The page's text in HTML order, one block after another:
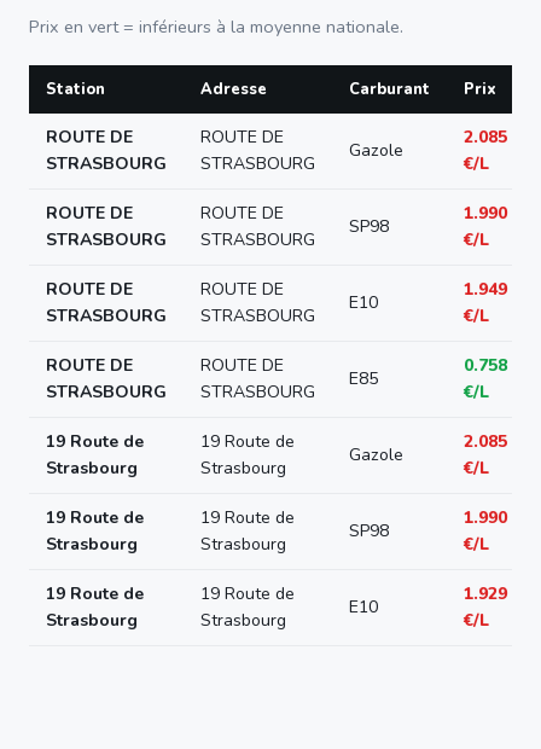
Prix en vert = inférieurs à la moyenne nationale.
Station Adresse Carburant Prix
ROUTE DE
STRASBOURG
ROUTE DE
STRASBOURG
Gazole
2.085
€/L
ROUTE DE
STRASBOURG
ROUTE DE
STRASBOURG
SP98
1.990
€/L
ROUTE DE
STRASBOURG
ROUTE DE
STRASBOURG
E10
1.949
€/L
ROUTE DE
STRASBOURG
ROUTE DE
STRASBOURG
E85
0.758
€/L
19 Route de
Strasbourg
19 Route de
Strasbourg
Gazole
2.085
€/L
19 Route de
Strasbourg
19 Route de
Strasbourg
SP98
1.990
€/L
19 Route de
Strasbourg
19 Route de
Strasbourg
E10
1.929
€/L